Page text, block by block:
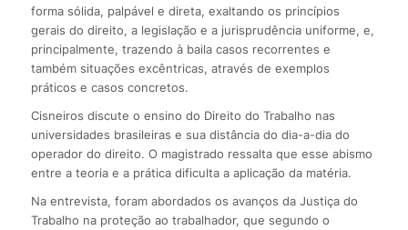
forma sólida, palpável e direta, exaltando os princípios
gerais do direito, a legislação e a jurisprudência uniforme, e,
principalmente, trazendo à baila casos recorrentes e
também situações excêntricas, através de exemplos
práticos e casos concretos.
Cisneiros discute o ensino do Direito do Trabalho nas
universidades brasileiras e sua distância do dia-a-dia do
operador do direito. O magistrado ressalta que esse abismo
entre a teoria e a prática dificulta a aplicação da matéria.
Na entrevista, foram abordados os avanços da Justiça do
Trabalho na proteção ao trabalhador, que segundo o